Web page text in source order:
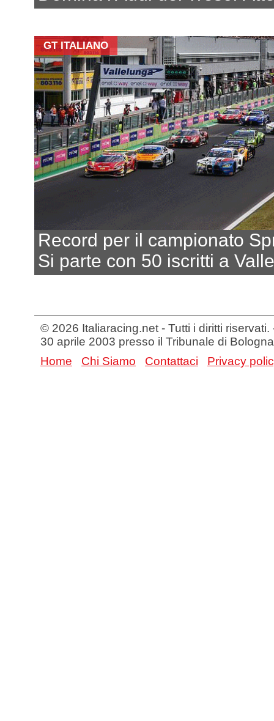
GT ITALIANO
Record per il campionato
Si parte con 50 iscritti a
© 2026 Italiaracing.net - Tutti i diritti
30 aprile 2003 presso il Tribunale di Bologna
Home
Chi Siamo Contattaci Privacy